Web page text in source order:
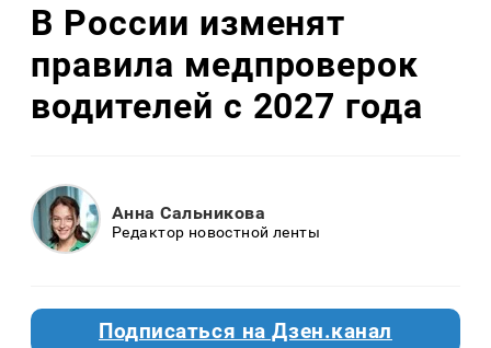
В России изменят
правила медпроверок
водителей с 2027 года
Анна Сальникова
Редактор новостной ленты
Подписаться на Дзен.канал